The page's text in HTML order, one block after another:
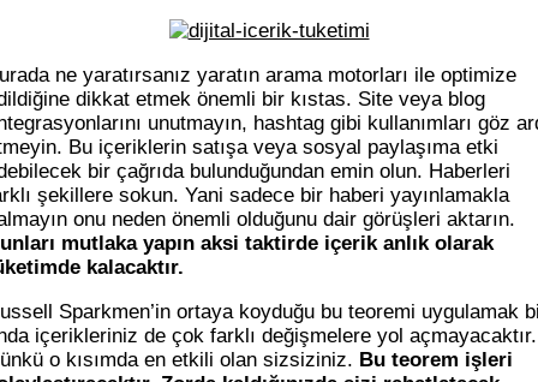
ne yaratırsanız yaratın arama motorları ile optimize
dikkat etmek önemli bir kıstas. Site veya blog
unutmayın, hashtag gibi kullanımları göz
Bu içeriklerin satışa veya sosyal paylaşıma etki
bir çağrıda bulunduğundan emin olun. Haberleri
şekillere sokun. Yani sadece bir haberi yayınlamakla
onu neden önemli olduğunu dair görüşleri aktarın.
mutlaka yapın aksi taktirde içerik anlık olarak
kalacaktır.
Sparkmen’in ortaya koyduğu bu teoremi uygulamak
içerikleriniz de çok farklı değişmelere yol açmayacaktır.
o kısımda en etkili olan sizsiziniz. Bu teorem işleri